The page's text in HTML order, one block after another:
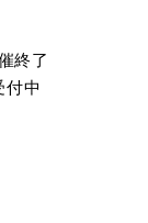
終了
中